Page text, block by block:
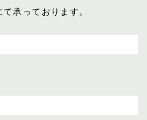
承っております。